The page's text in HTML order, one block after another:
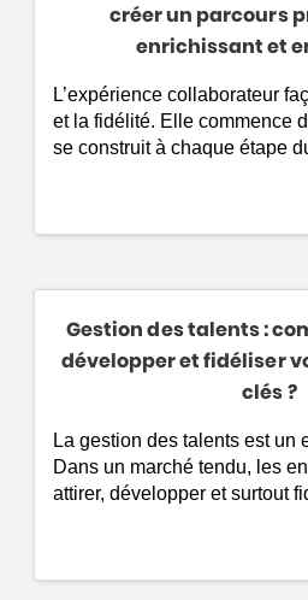
créer un parcours
enrichissant et
L’expérience collaborateur
et la fidélité. Elle commence
se construit à chaque étape
Gestion des talents :
développer et fidéliser
clés ?
La gestion des talents est un
Dans un marché tendu, les
attirer, développer et surtout